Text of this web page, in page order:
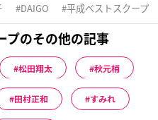
DAIGO 平成ベストスクープ
プのその他の記事
松田翔太 秋元梢
田村正和 すみれ